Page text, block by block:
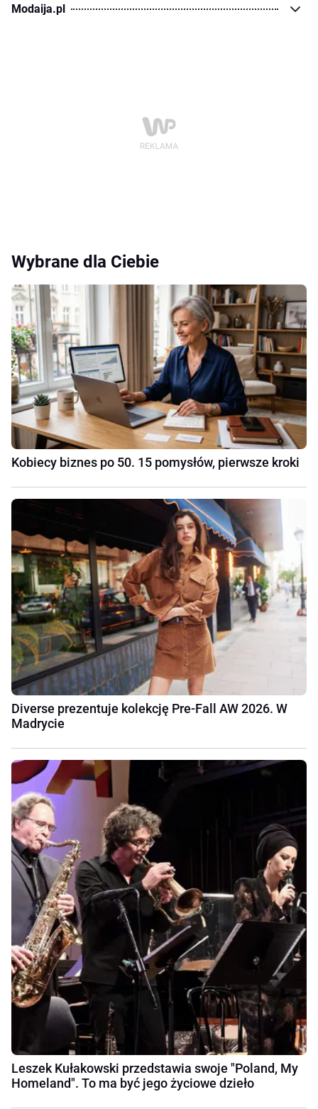
Modaija.pl
Wybrane dla Ciebie
Kobiecy biznes po 50. 15 pomysłów, pierwsze kroki
Diverse prezentuje kolekcję Pre-Fall AW 2026. W
Madrycie
Leszek Kułakowski przedstawia swoje "Poland, My
Homeland". To ma być jego życiowe dzieło